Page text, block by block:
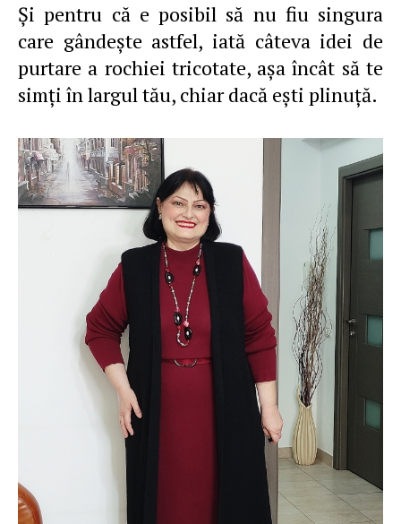
Şi pentru că e posibil să nu fiu singura
care gândeşte astfel, iată câteva idei de
purtare a rochiei tricotate, aşa încât să te
simţi în largul tău, chiar dacă eşti plinuţă.